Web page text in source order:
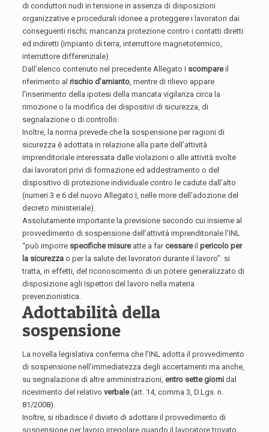
di conduttori nudi in tensione in assenza di disposizioni
organizzative e procedurali idonee a proteggere i lavoratori dai
conseguenti rischi; mancanza protezione contro i contatti diretti
ed indiretti (impianto di terra, interruttore magnetotermico,
interruttore differenziale)
Dall’elenco contenuto nel precedente Allegato I scompareil
riferimento alrischio d’amianto, mentre di rilievo appare
l’inserimento della ipotesi della mancata vigilanza circa la
rimozione o la modifica dei dispositivi di sicurezza, di
segnalazione o di controllo.
Inoltre, la norma prevede che la sospensione per ragioni di
sicurezza è adottata in relazione alla parte dell’attività
imprenditoriale interessata dalle violazioni o alle attività svolte
dai lavoratori privi di formazione ed addestramento o del
dispositivo di protezione individuale contro le cadute dall’alto
(numeri 3 e 6 del nuovo Allegato I, nelle more dell’adozione del
decreto ministeriale).
Assolutamente importante la previsione secondo cui insieme al
provvedimento di sospensione dell’attività imprenditoriale l’INL
“può imporre specifiche misureatte a farcessareilpericolo per
la sicurezza o per la salute dei lavoratori durante il lavoro”: si
tratta, in effetti, del riconoscimento di un potere generalizzato di
disposizione agli Ispettori del lavoro nella materia
prevenzionistica.
Adottabilità della
sospensione
La novella legislativa conferma che l’INL adotta il provvedimento
di sospensione nell’immediatezza degli accertamenti ma anche,
su segnalazione di altre amministrazioni,entro sette giorni dal
ricevimento del relativoverbale(art. 14, comma 3, D.Lgs. n.
81/2008).
Inoltre, si ribadisce il divieto di adottare il provvedimento di
sospensione per lavoro irregolare quando il lavoratore trovato